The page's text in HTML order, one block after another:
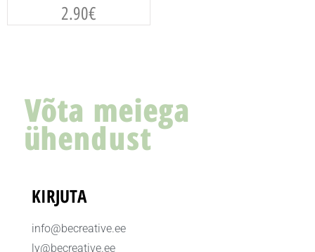
2.90€
Võta meiega
ühendust
KIRJUTA
info@becreative.ee
ly@becreative.ee